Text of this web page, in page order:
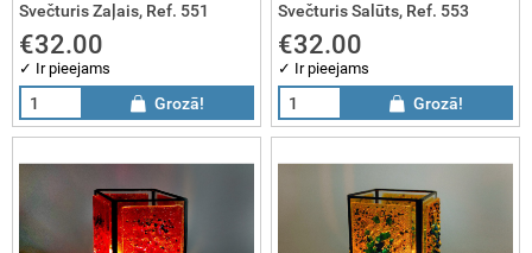
Svečturis Zaļais, Ref. 551
€32.00
✓ Ir pieejams
Grozā!
Svečturis Salūts, Ref. 553
€32.00
✓ Ir pieejams
Grozā!